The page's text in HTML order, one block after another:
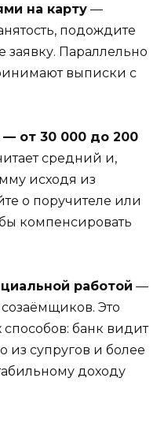
на карту —
подождите
заявку. Параллельно
выписки с
от 30 000 до 200
средний и,
исходя из
о поручителе или
компенсировать
работой —
Это
банк видит
из супругов и более
доходу